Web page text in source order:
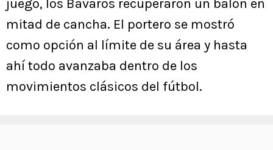
juego, los Bávaros recuperaron un balón en
mitad de cancha. El portero se mostró
como opción al límite de su área y hasta
ahí todo avanzaba dentro de los
movimientos clásicos del fútbol.